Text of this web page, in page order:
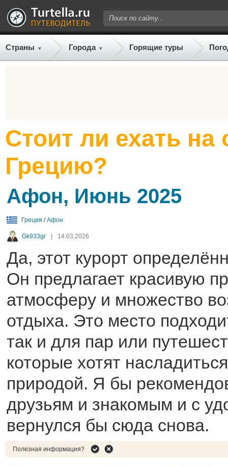
Страны Города Горящие туры
Стоит ли ехать на
Грецию?
Афон, Июнь 2025
Греция /Афон
Gk933gr 14.03.2026
Да, этот курорт
Он предлагает красивую
атмосферу и множество
отдыха. Это место
так и для пар или
которые хотят
природой. Я бы
друзьям и знакомым и с
вернулся бы сюда снова.
Полезная информация?